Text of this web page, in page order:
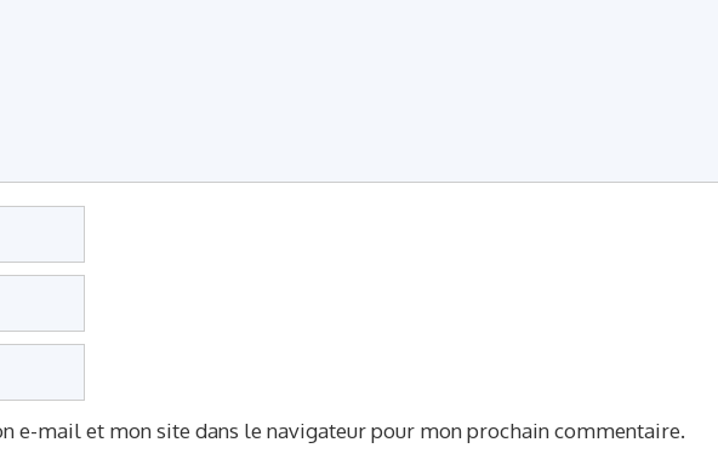
e-mail et mon site dans le navigateur pour mon prochain commentaire.